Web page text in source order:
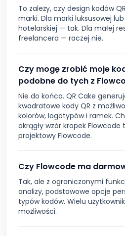
To zależy, czy design kodów
marki. Dla marki luksusowej
hotelarskiej — tak. Dla małej
freelancera — raczej nie.
Czy mogę zrobić moje
podobne do tych z
Nie do końca. QR Cake
kwadratowe kody QR z
kolorów, logotypów i ramek.
okrągły wzór kropek
projektowy Flowcode.
Czy Flowcode ma
Tak, ale z ograniczonymi
analizy, podstawowe opcje
typów kodów. Wielu
możliwości.